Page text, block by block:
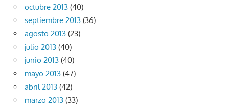
octubre 2013 (40)
septiembre 2013 (36)
agosto 2013 (23)
julio 2013 (40)
junio 2013 (40)
mayo 2013 (47)
abril 2013 (42)
marzo 2013 (33)